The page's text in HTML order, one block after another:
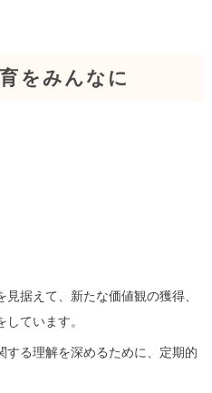
をみんなに
据えて、新たな価値観の獲得、
ています。
する理解を深めるために、定期的